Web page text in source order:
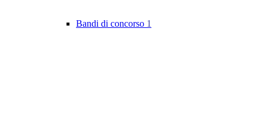
Bandi di concorso 1